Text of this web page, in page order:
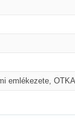
emlékezete,